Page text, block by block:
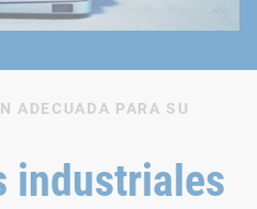
ADECUADA PARA SU
industriales